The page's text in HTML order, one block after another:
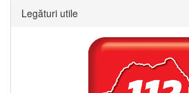
Legături utile